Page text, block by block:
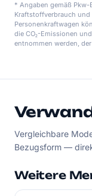
* Angaben gemäß Pkw-
Kraftstoffverbrauch
Personenkraftwagen
die CO₂-Emissionen
entnommen werden,
Vergleichbare
Bezugsform —
Weitere